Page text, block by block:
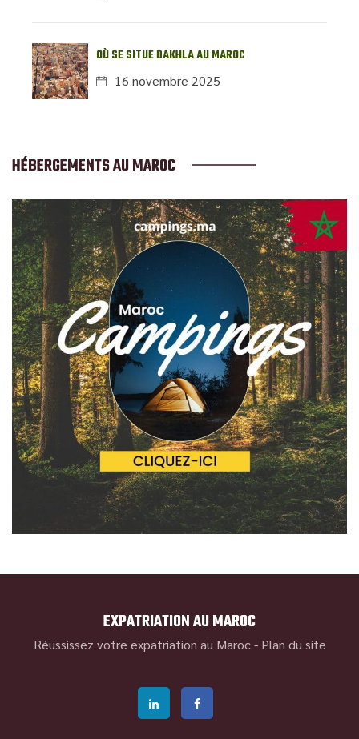
OÙ SE SITUE DAKHLA AU MAROC
16 novembre 2025
HÉBERGEMENTS AU MAROC
EXPATRIATION AU MAROC
Réussissez votre expatriation au Maroc - Plan du site